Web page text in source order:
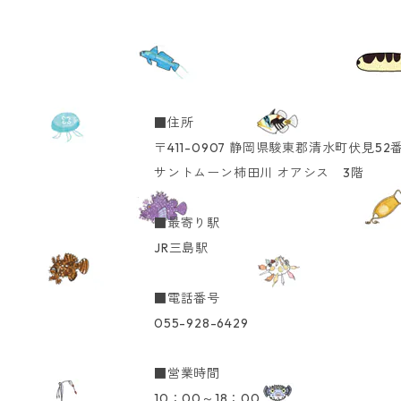
■住所
〒411-0907 静岡県駿東郡清水町伏見52
サントムーン柿田川 オアシス 3階
■最寄り駅
JR三島駅
■電話番号
055-928-6429
■営業時間